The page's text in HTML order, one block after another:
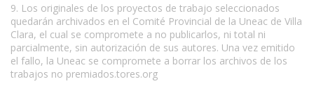
9. Los originales de los proyectos de trabajo seleccionados
quedarán archivados en el Comité Provincial de la Uneac de Villa
Clara, el cual se compromete a no publicarlos, ni total ni
parcialmente, sin autorización de sus autores. Una vez emitido
el fallo, la Uneac se compromete a borrar los archivos de los
trabajos no premiados.tores.org